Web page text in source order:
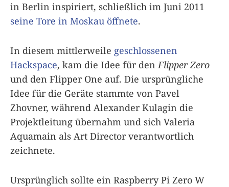
in Berlin inspiriert, schließlich im Juni 2011
seine Tore in Moskau öffnete.
In diesem mittlerweile geschlossenen
Hackspace, kam die Idee für denFlipper Zero
und den Flipper One auf. Die ursprüngliche
Idee für die Geräte stammte von Pavel
Zhovner, während Alexander Kulagin die
Projektleitung übernahm und sich Valeria
Aquamain als Art Director verantwortlich
zeichnete.
Ursprünglich sollte ein Raspberry Pi Zero W